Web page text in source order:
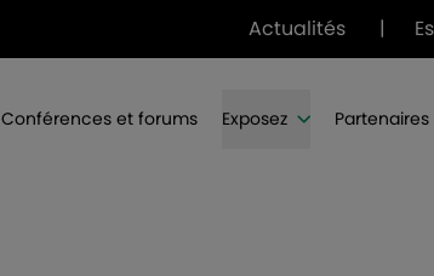
Actualités |
Conférences et forums Exposez Partenaires